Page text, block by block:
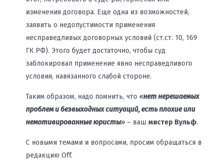
изменения договора. Еще одна из возможностей,
заявить о недопустимости применения
несправедливых договорных условий (ст.ст. 10, 169
ГК РФ). Этого будет достаточно, чтобы суд
заблокировал применение явно несправедливого
условия, навязанного слабой стороне.
Таким образом, надо помнить, что «нет нерешаемых
проблем и безвыходных ситуаций, есть плохие или
немотивированные юристы»– ваш мистер Вульф.
С новыми темами и вопросами, просим обращаться в
редакцию Off.